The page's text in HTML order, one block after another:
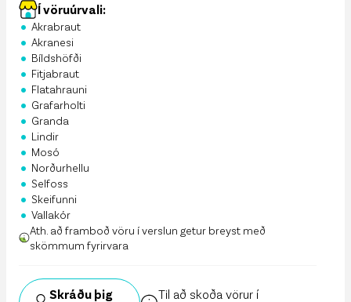
Í vöruúrvali:
• Akrabraut
• Akranesi
• Bíldshöfði
• Fitjabraut
• Flatahrauni
• Grafarholti
• Granda
• Lindir
• Mosó
• Norðurhellu
• Selfoss
• Skeifunni
• Vallakór
Ath. að framboð vöru í verslun getur breyst með
skömmum fyrirvara
Skráðu þig
Til að skoða vörur í